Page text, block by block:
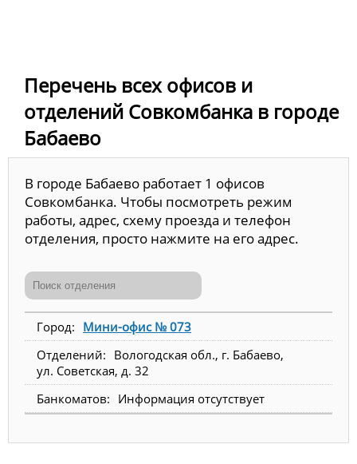
Перечень всех офисов и
отделений Совкомбанка в городе
Бабаево
В городе Бабаево работает 1 офисов
Совкомбанка. Чтобы посмотреть режим
работы, адрес, схему проезда и телефон
отделения, просто нажмите на его адрес.
Мини-офис № 073
Вологодская обл., г. Бабаево,
ул. Советская, д. 32
Информация отсутствует